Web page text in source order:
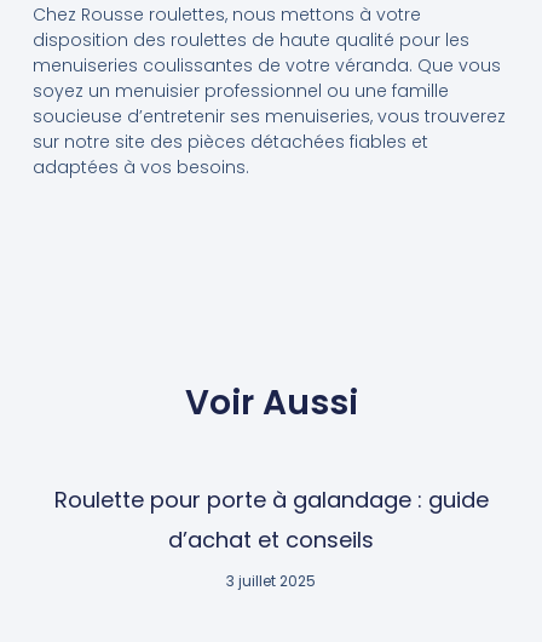
Chez Rousse roulettes, nous mettons à votre
disposition des roulettes de haute qualité pour les
menuiseries coulissantes de votre véranda. Que vous
soyez un menuisier professionnel ou une famille
soucieuse d’entretenir ses menuiseries, vous trouverez
sur notre site des pièces détachées fiables et
adaptées à vos besoins.
Voir Aussi
Roulette pour porte à galandage : guide
d’achat et conseils
3 juillet 2025